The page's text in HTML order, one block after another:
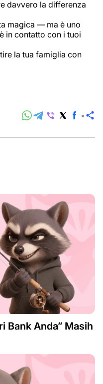
davvero la differenza
magica — ma è uno
in contatto con i tuoi
la tua famiglia con
Bank Anda” Masih